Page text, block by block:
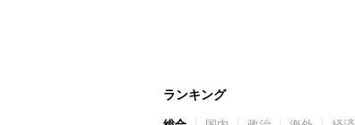
ランキング